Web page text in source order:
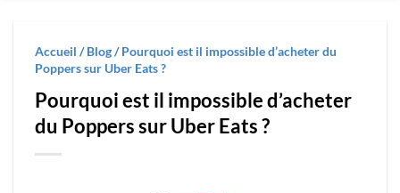
Accueil /Blog/Pourquoi est il impossible d’acheter du
Poppers sur Uber Eats ?
Pourquoi est il impossible d’acheter
du Poppers sur Uber Eats ?